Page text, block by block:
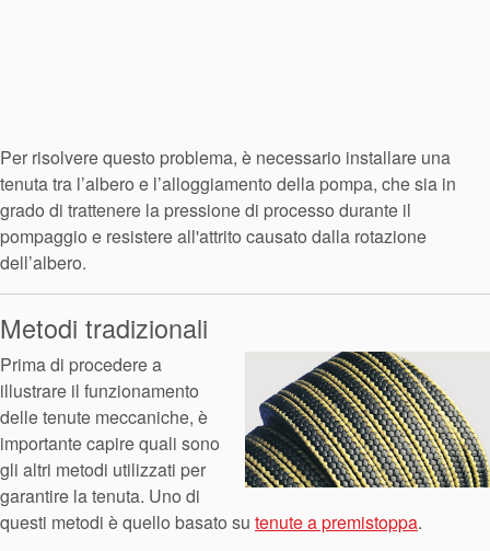
Per risolvere questo problema, è necessario installare una
tenuta tra l’albero e l’alloggiamento della pompa, che sia in
grado di trattenere la pressione di processo durante il
pompaggio e resistere all'attrito causato dalla rotazione
dell’albero.
Metodi tradizionali
Prima di procedere a
illustrare il funzionamento
delle tenute meccaniche, è
importante capire quali sono
gli altri metodi utilizzati per
garantire la tenuta. Uno di
questi metodi è quello basato su tenute a premistoppa.